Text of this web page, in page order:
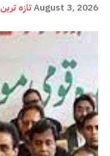
تازہ ترینAugust 3, 2026